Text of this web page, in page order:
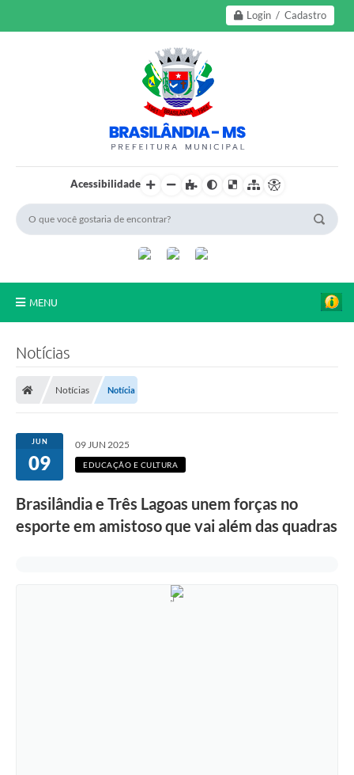
Login / Cadastro
Acessibilidade
MENU
Transparência
Câmara Municipal
e-SIC
Notícias
Notícias Notícia
JUN
09
09 JUN 2025
EDUCAÇÃO E CULTURA
Brasilândia e Três Lagoas unem forças no
esporte em amistoso que vai além das quadras